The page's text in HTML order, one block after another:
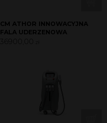
CM ATHOR INNOWACYJNA
FALA UDERZENOWA
36900,00 zł